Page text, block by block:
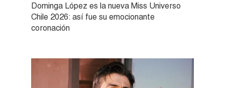
Dominga López es la nueva Miss Universo
Chile 2026: así fue su emocionante
coronación